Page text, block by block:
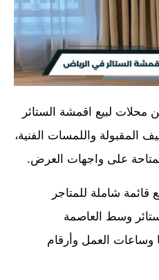
محلات لبيع اقمشة الستائر
المقبولة واللمسات الفنية،
على واجهات العرض.
شاملة للمتاجر
وسط العاصمة
وساعات العمل وأرقام